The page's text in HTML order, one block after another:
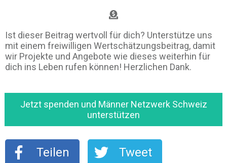
Ist dieser Beitrag wertvoll für dich? Unterstütze uns
mit einem freiwilligen Wertschätzungsbeitrag, damit
wir Projekte und Angebote wie dieses weiterhin für
dich ins Leben rufen können! Herzlichen Dank.
Jetzt spenden und Männer Netzwerk Schweiz
unterstützen
Teilen Tweet